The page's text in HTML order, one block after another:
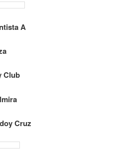
A
Club
Cruz